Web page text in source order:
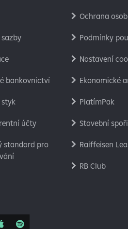
bankovnictví
styk
účty
standard pro
Ochrana
Podmínky
Nastavení
Ekonomické
PlatímPak
Stavební
Raiffeisen
RB Club